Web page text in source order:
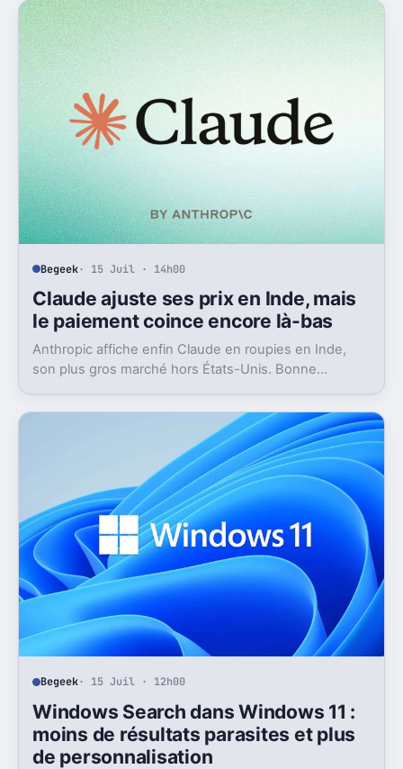
Begeek· 15 Juil · 14h00
Claude ajuste ses prix en Inde, mais
le paiement coince encore là-bas
Anthropic affiche enfin Claude en roupies en Inde,
son plus gros marché hors États-Unis. Bonne
abonnements.
Begeek· 15 Juil · 12h00
Windows Search dans Windows 11 :
moins de résultats parasites et plus
de personnalisation